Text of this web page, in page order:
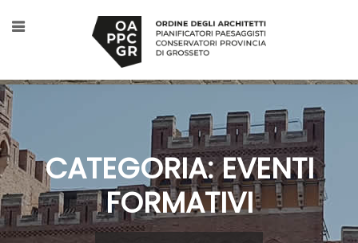
CATEGORIA: EVENTI
FORMATIVI